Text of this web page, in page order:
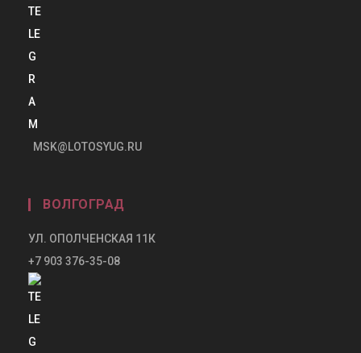
MSK@LOTOSYUG.RU
ВОЛГОГРАД
УЛ. ОПОЛЧЕНСКАЯ 11К
+7 903 376-35-08